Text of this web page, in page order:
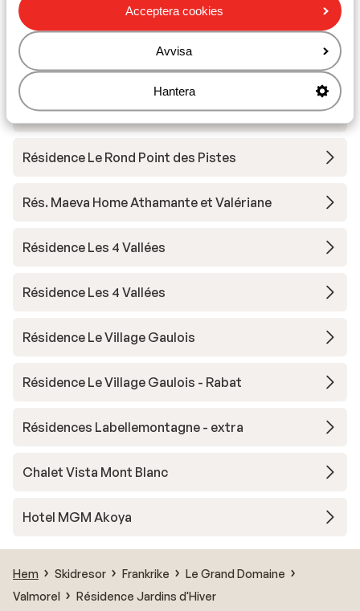
Acceptera cookies
Avvisa
Hantera
Résidence Boutique CGH la Grange aux Fées -
special pris
Hôtel Casa Moho
Résidence Le Rond Point des Pistes - Rabatt
Résidence Le Rond Point des Pistes
Rés. Maeva Home Athamante et Valériane
Résidence Les 4 Vallées
Résidence Les 4 Vallées
Résidence Le Village Gaulois
Résidence Le Village Gaulois - Rabat
Résidences Labellemontagne - extra
Chalet Vista Mont Blanc
Hotel MGM Akoya
Hem Skidresor Frankrike
Le Grand Domaine
Valmorel
Résidence Jardins d'Hiver